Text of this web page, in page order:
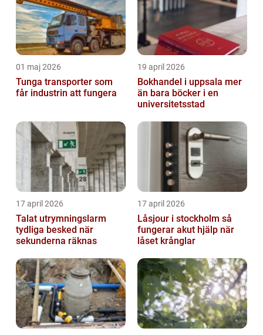
01 maj 2026
Tunga transporter som
får industrin att fungera
19 april 2026
Bokhandel i uppsala mer
än bara böcker i en
universitetsstad
17 april 2026
Talat utrymningslarm
tydliga besked när
sekunderna räknas
17 april 2026
Låsjour i stockholm så
fungerar akut hjälp när
låset krånglar